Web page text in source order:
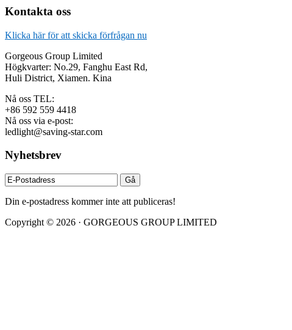
primär
Sidebar
Kontakta oss
Klicka här för att skicka förfrågan nu
Gorgeous Group Limited
Högkvarter: No.29, Fanghu East Rd,
Huli District, Xiamen. Kina
Nå oss TEL:
+86 592 559 4418
Nå oss via e-post:
ledlight@saving-star.com
Nyhetsbrev
Din e-postadress kommer inte att publiceras!
Copyright © 2026 · GORGEOUS GROUP LIMITED